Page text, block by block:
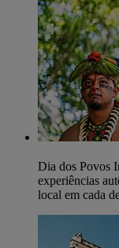
Dia dos Povos
experiências
local em cada